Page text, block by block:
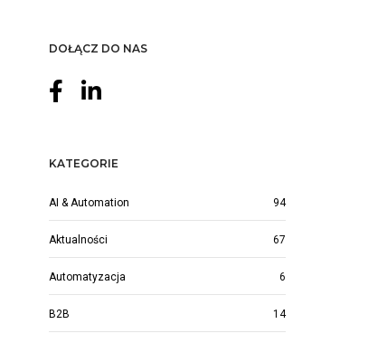
DOŁĄCZ DO NAS
KATEGORIE
AI & Automation 94
Aktualności 67
Automatyzacja 6
B2B 14